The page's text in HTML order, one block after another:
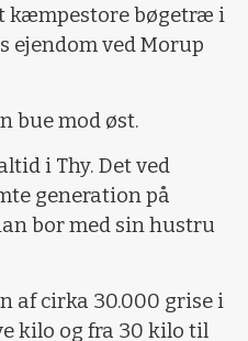
kæmpestore bøgetræ i
ejendom ved Morup
bue mod øst.
i Thy. Det ved
generation på
bor med sin hustru
af cirka 30.000 grise i
kilo og fra 30 kilo til